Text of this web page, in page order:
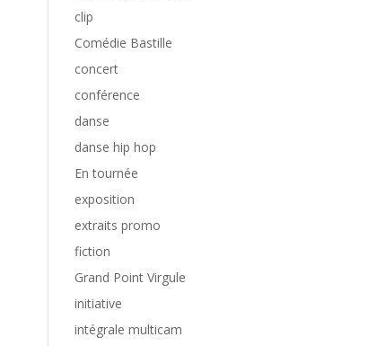
clip
Comédie Bastille
concert
conférence
danse
danse hip hop
En tournée
exposition
extraits promo
fiction
Grand Point Virgule
initiative
intégrale multicam